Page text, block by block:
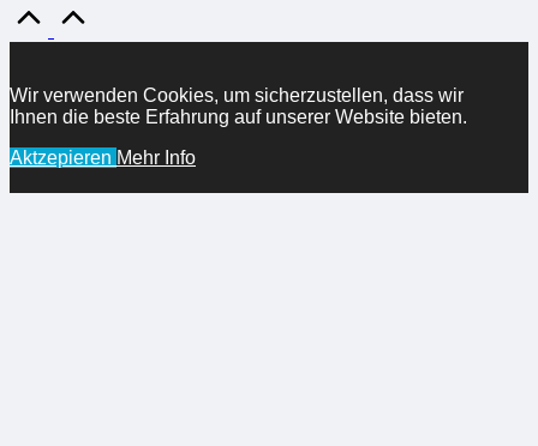
Wir verwenden Cookies, um sicherzustellen, dass wir
Ihnen die beste Erfahrung auf unserer Website bieten.
Aktzepieren Mehr Info